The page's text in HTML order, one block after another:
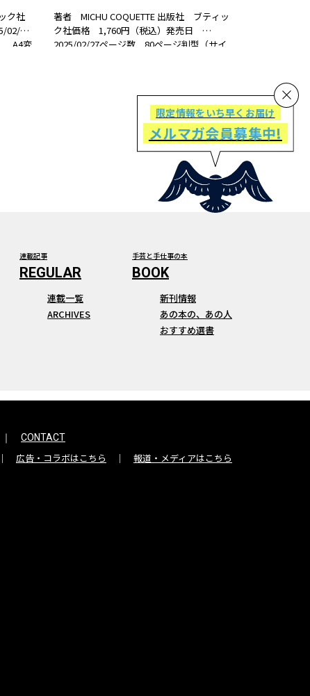
ク社
02/06
A4変
。
著者 MICHU COQUETTE 出版社 ブティッ
ク社価格 1,760円（税込）発売日
2025/02/27ページ数 80ページ判型（サイ
限定情報をいち早くお届け
メルマガ会員募集中!
連載記事
連載一覧
ARCHIVES
手芸と手仕事の本
新刊情報
あの本の、あの人
おすすめ選書
CONTACT
広告・コラボはこちら 報道・メディアはこちら